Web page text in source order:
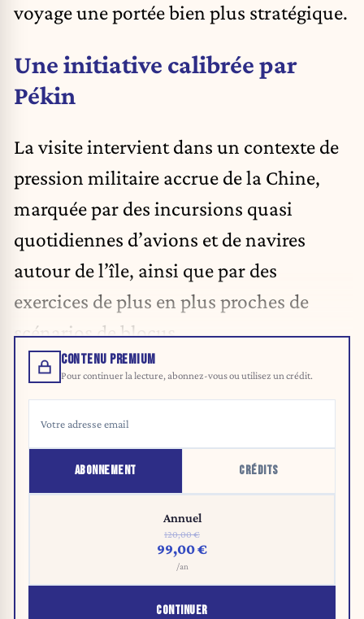
voyage une portée bien plus stratégique.
Une initiative calibrée par
Pékin
La visite intervient dans un contexte de
pression militaire accrue de la Chine,
marquée par des incursions quasi
quotidiennes d’avions et de navires
autour de l’île, ainsi que par des
exercices de plus en plus proches de
scénarios de blocus.
CONTENU PREMIUM
Pour continuer la lecture, abonnez-vous ou utilisez un crédit.
ABONNEMENT CRÉDITS
Annuel
120,00 €
99,00 €
/an
CONTINUER